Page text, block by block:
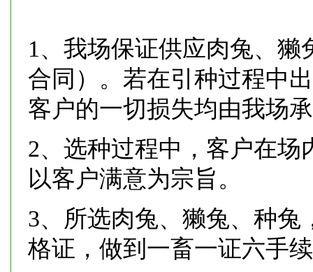
1、我场保证供应肉兔、
合同）。若在引种过程中
客户的一切损失均由我场
2、选种过程中，客户在
以客户满意为宗旨。
3、所选肉兔、獭兔、种
格证，做到一畜一证六手